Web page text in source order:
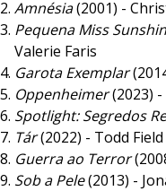
Amnésia(2001) -
Pequena Miss
Valerie Faris
Garota Exemplar
Oppenheimer(2023)
Spotlight: Segredos
Tár(2022) - Todd Field
Guerra ao Terror
Sob a Pele(2013) -